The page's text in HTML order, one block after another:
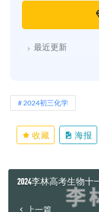
最近更新
2024初三化学
收藏 海报
2024李林高考生物十
上一篇